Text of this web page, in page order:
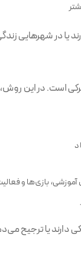
یا در
است. در این
آموزشی، بازی‌ها و
یا ترجیح